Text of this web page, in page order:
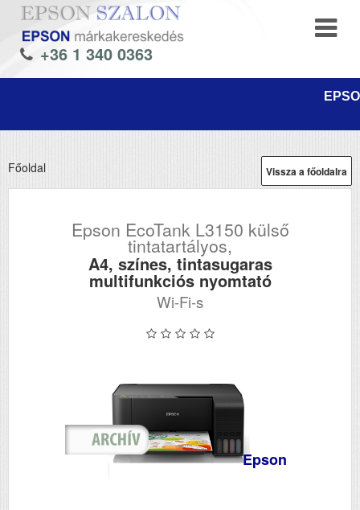
+36 1 340 0363
Vissza a főoldalra
Főoldal
Epson EcoTank L3150 külső
tintatartályos,
A4, színes, tintasugaras
multifunkciós nyomtató
Wi-Fi-s
Epson